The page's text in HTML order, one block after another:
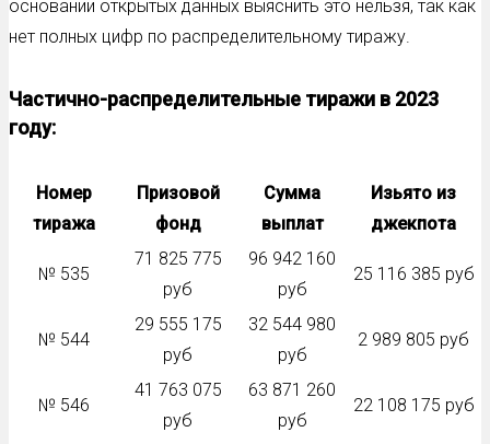
основании открытых данных выяснить это нельзя, так как
нет полных цифр по распределительному тиражу.
Частично-распределительные тиражи в 2023
году:
Номер
тиража
Призовой
фонд
Сумма
выплат
Изьято из
джекпота
№ 535
71 825 775
руб
96 942 160
руб
25 116 385 руб
№ 544
29 555 175
руб
32 544 980
руб
2 989 805 руб
№ 546
41 763 075
руб
63 871 260
руб
22 108 175 руб